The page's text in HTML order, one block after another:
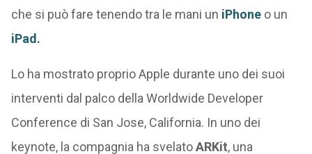
che si può fare tenendo tra le mani un iPhoneo un
iPad.
Lo ha mostrato proprio Apple durante uno dei suoi
interventi dal palco della Worldwide Developer
Conference di San Jose, California. In uno dei
keynote, la compagnia ha svelatoARKit, una